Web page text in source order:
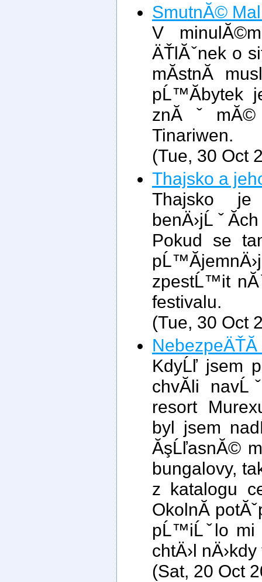
SmutnĂ©
V
ÄŤlĂˇnek o
mĂ­stnĂ­
pĹ™Ă­bytek
znĂˇmĂ©
Tinariwen.
(Tue, 30 Oct
Thajsko a
Thajsko
Pokud se
zpestĹ™it
festivalu.
(Tue, 30 Oct
NebezpeÄŤĂ­
KdyĹľ jsem
chvĂ­li
resort
byl jsem
ĂşĹľasnĂ©
bungalovy,
z katalogu
OkolnĂ­
pĹ™iĹˇlo mi
chtÄ›l nÄ›kdy
(Sat, 20 Oct